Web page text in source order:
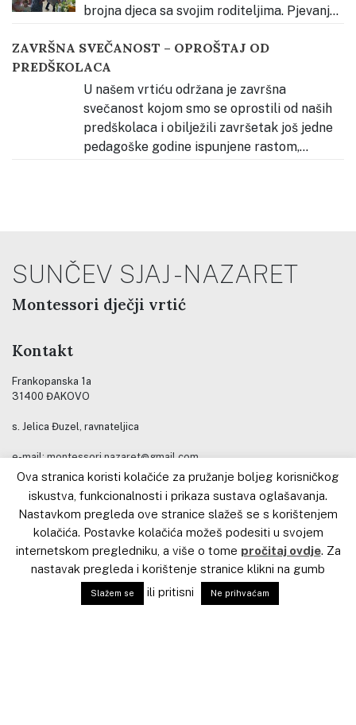
brojna djeca sa svojim roditeljima. Pjevanje
su svojim glasovima pridonijela molitvenom i radosnom
ozračju. Okupio se velik broj djece i obitelji koje su
ZAVRŠNA SVEČANOST – OPROŠTAJ OD
PREDŠKOLACA
U našem vrtiću održana je završna
svečanost kojom smo se oprostili od naših
predškolaca i obilježili završetak još jedne
pedagoške godine ispunjene rastom,
SUNČEV SJAJ - NAZARET
Montessori dječji vrtić
Kontakt
Frankopanska 1a
31400 ĐAKOVO
s. Jelica Đuzel, ravnateljica
e-mail: montessori.nazaret@gmail.com
gsm: (+385) 099 3341319
Kontakt za stručno usavršavanje
Kateheza Dobroga Pastira
s. Jelica Đuzel, voditeljica
Stručno – razvojnog centra
Ova stranica koristi kolačiće za pružanje boljeg korisničkog
iskustva, funkcionalnosti i prikaza sustava oglašavanja.
Nastavkom pregleda ove stranice slažeš se s korištenjem
kolačića. Postavke kolačića možeš podesiti u svojem
internetskom pregledniku, a više o tome pročitaj ovdje. Za
nastavak pregleda i korištenje stranice klikni na gumb
Slažem se ili pritisni Ne prihvaćam